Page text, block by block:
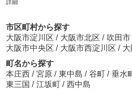
詳細
市区町村から探す
大阪市淀川区 / 大阪市北区 / 吹田市
大阪市中央区 / 大阪市西淀川区 /
町名から探す
本庄西 / 宮原 / 東中島 / 谷町 / 垂水
東三国 / 江坂町 / 西中島